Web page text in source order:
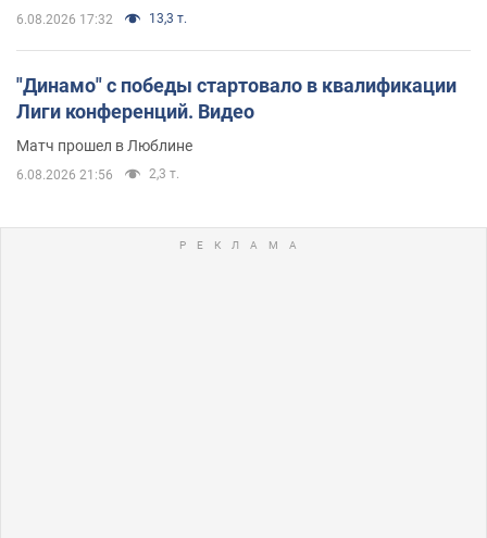
6.08.2026 17:32 13,3 т.
"Динамо" с победы стартовало в квалификации
Лиги конференций. Видео
Матч прошел в Люблине
6.08.2026 21:56 2,3 т.